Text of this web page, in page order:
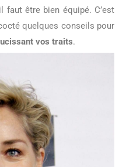
faut être bien équipé. C’est
quelques conseils pour
vos traits.